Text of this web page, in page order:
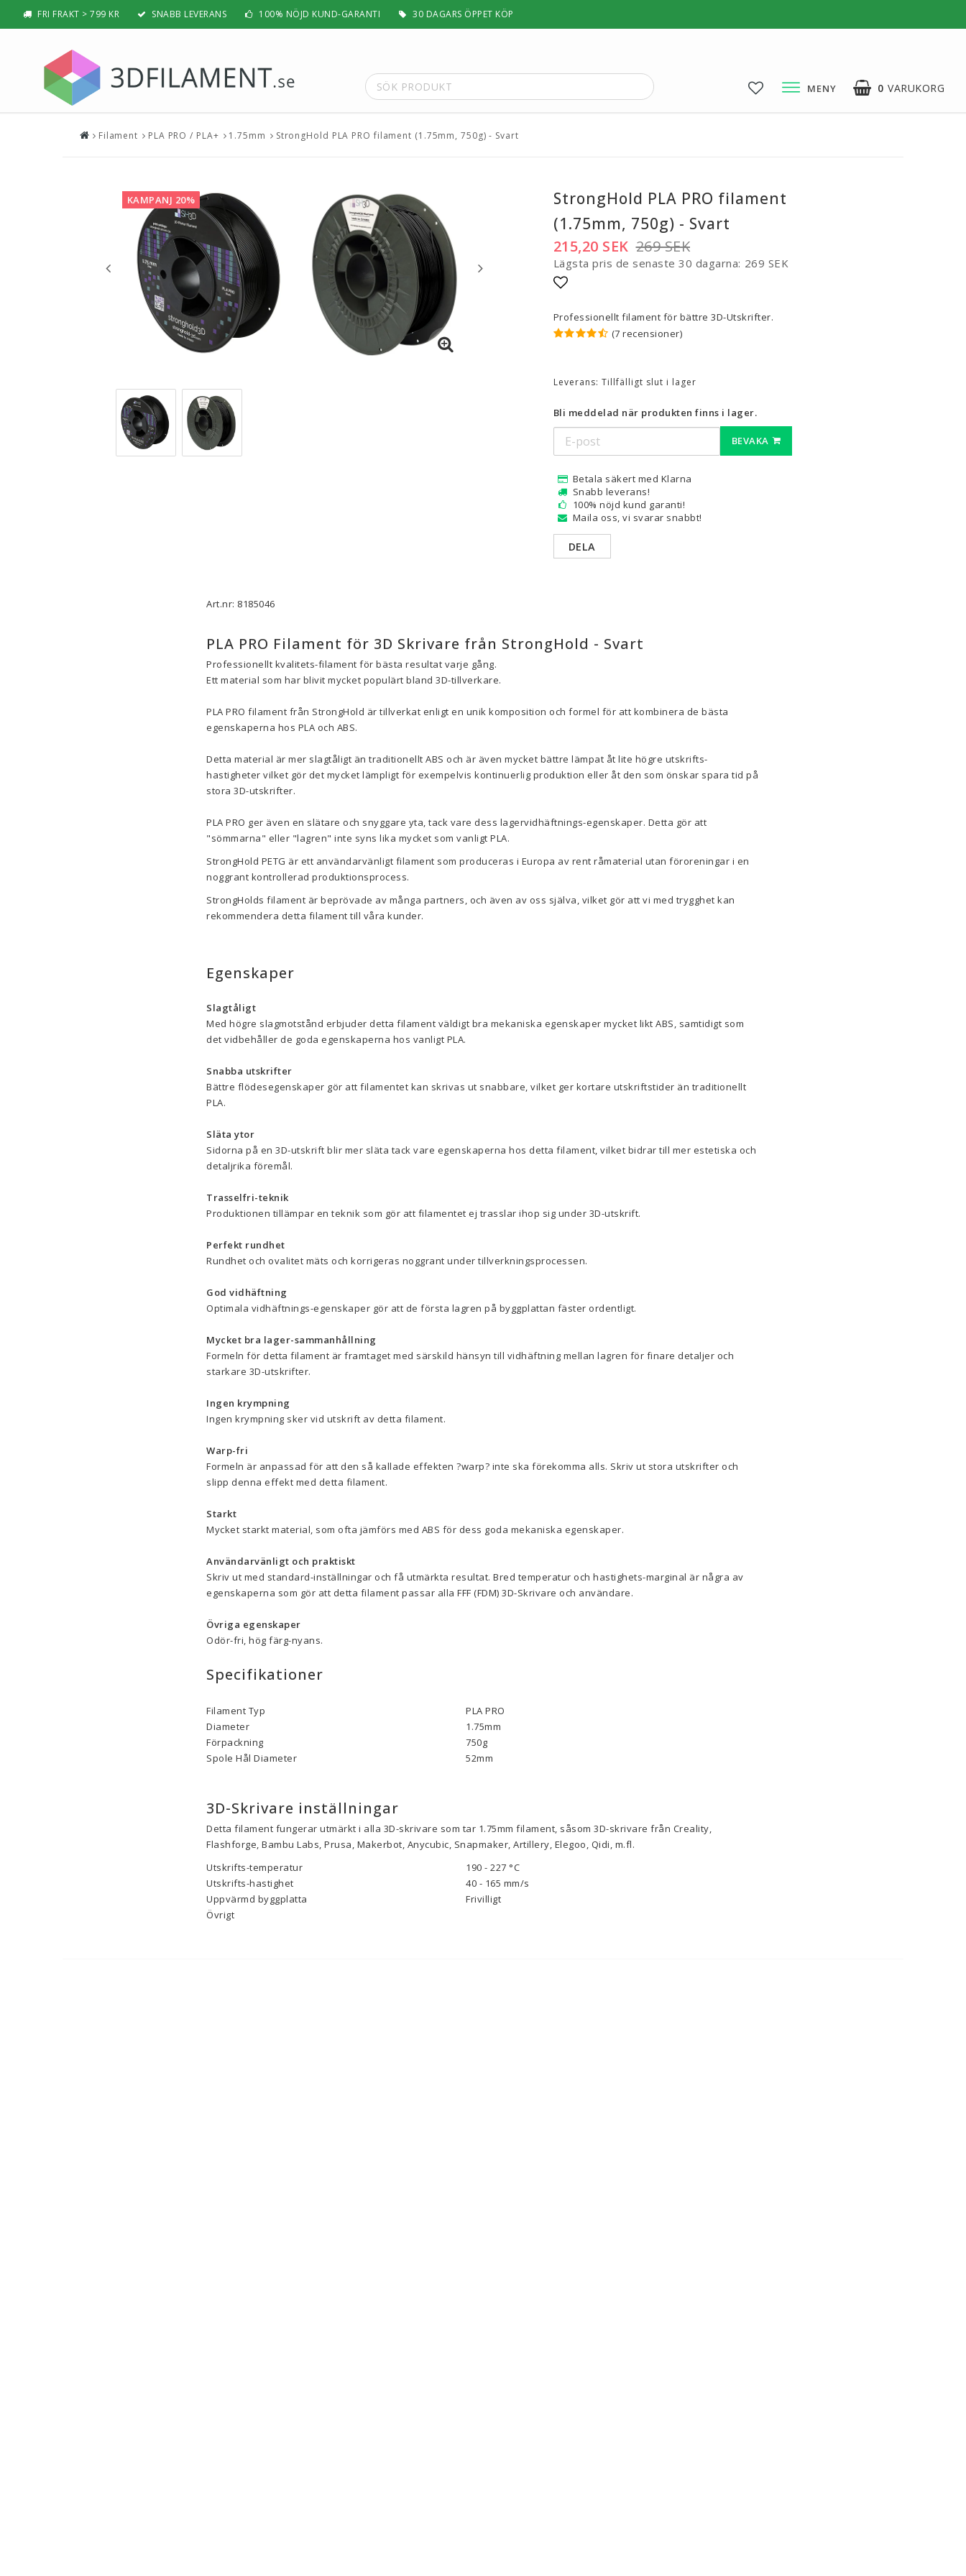
FRI FRAKT > 799 KR SNABB LEVERANS 100% NÖJD KUND-GARANTI 30 DAGARS ÖPPET KÖP
0 VARUKORG
MENY
BÄST 3D-SKRIVARE 2026
ABS PRO / ABS+
TPU / TPE
HIPS / PVA / ASA
Nylon
Visa alla
Trä, Metall, Sten & Kolfiber
Flex & Elasticitet
Höghastighet
Visa alla
Tejp, Lim & Fästmaterial
Filament-förvaring
3D-Skrivare — Delar
Water Washable
Visa alla
Filament PLA PRO / PLA+ 1.75mm StrongHold PLA PRO filament (1.75mm, 750g) - Svart
KAMPANJ 20%
StrongHold PLA PRO filament
(1.75mm, 750g) - Svart
269 SEK
215,20 SEK
Lägsta pris de senaste 30 dagarna 269 SEK
Professionellt filament för bättre 3D-Utskrifter.
(7 recensioner)
Leverans: Tillfälligt slut i lager
Bli meddelad när produkten finns i lager.
BEVAKA
Betala säkert med Klarna
Snabb leverans!
100% nöjd kund garanti!
Maila oss, vi svarar snabbt!
DELA
Art.nr: 8185046
PLA PRO Filament för 3D Skrivare från StrongHold - Svart
Professionellt kvalitets-filament för bästa resultat varje gång.
Ett material som har blivit mycket populärt bland 3D-tillverkare.
PLA PRO filament från StrongHold är tillverkat enligt en unik komposition och formel för att kombinera de bästa
egenskaperna hos PLA och ABS.
Detta material är mer slagtåligt än traditionellt ABS och är även mycket bättre lämpat åt lite högre utskrifts-
hastigheter vilket gör det mycket lämpligt för exempelvis kontinuerlig produktion eller åt den som önskar spara tid på
stora 3D-utskrifter.
PLA PRO ger även en slätare och snyggare yta, tack vare dess lagervidhäftnings-egenskaper. Detta gör att
"sömmarna" eller "lagren" inte syns lika mycket som vanligt PLA.
StrongHold PETG är ett användarvänligt filament som produceras i Europa av rent råmaterial utan föroreningar i en
noggrant kontrollerad produktionsprocess.
StrongHolds filament är beprövade av många partners, och även av oss själva, vilket gör att vi med trygghet kan
rekommendera detta filament till våra kunder.
Egenskaper
Slagtåligt
Med högre slagmotstånd erbjuder detta filament väldigt bra mekaniska egenskaper mycket likt ABS, samtidigt som
det vidbehåller de goda egenskaperna hos vanligt PLA.
Snabba utskrifter
Bättre flödesegenskaper gör att filamentet kan skrivas ut snabbare, vilket ger kortare utskriftstider än traditionellt
PLA.
Släta ytor
Sidorna på en 3D-utskrift blir mer släta tack vare egenskaperna hos detta filament, vilket bidrar till mer estetiska och
detaljrika föremål.
Trasselfri-teknik
Produktionen tillämpar en teknik som gör att filamentet ej trasslar ihop sig under 3D-utskrift.
Perfekt rundhet
Rundhet och ovalitet mäts och korrigeras noggrant under tillverkningsprocessen.
God vidhäftning
Optimala vidhäftnings-egenskaper gör att de första lagren på byggplattan fäster ordentligt.
Mycket bra lager-sammanhållning
Formeln för detta filament är framtaget med särskild hänsyn till vidhäftning mellan lagren för finare detaljer och
starkare 3D-utskrifter.
Ingen krympning
Ingen krympning sker vid utskrift av detta filament.
Warp-fri
Formeln är anpassad för att den så kallade effekten ?warp? inte ska förekomma alls. Skriv ut stora utskrifter och
slipp denna effekt med detta filament.
Starkt
Mycket starkt material, som ofta jämförs med ABS för dess goda mekaniska egenskaper.
Användarvänligt och praktiskt
Skriv ut med standard-inställningar och få utmärkta resultat. Bred temperatur och hastighets-marginal är några av
egenskaperna som gör att detta filament passar alla FFF (FDM) 3D-Skrivare och användare.
Övriga egenskaper
Odör-fri, hög färg-nyans.
Specifikationer
Filament Typ
PLA PRO
Diameter
1.75mm
Förpackning
750g
Spole Hål Diameter
52mm
3D-Skrivare inställningar
Detta filament fungerar utmärkt i alla 3D-skrivare som tar 1.75mm filament, såsom 3D-skrivare från Creality,
Flashforge, Bambu Labs, Prusa, Makerbot, Anycubic, Snapmaker, Artillery, Elegoo, Qidi, m.fl.
Utskrifts-temperatur
190 - 227 °C
Utskrifts-hastighet
40 - 165 mm/s
Uppvärmd byggplatta
Frivilligt
Övrigt